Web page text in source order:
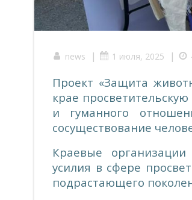
news | 1 июля, 2025 |
Проект «Защита
крае
и гуманного
сосуществование
Краевые
усилия в сфере
подрастающего